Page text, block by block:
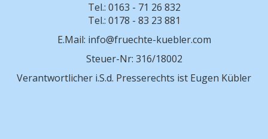
Tel.: 0163 - 71 26 832
Tel.: 0178 - 83 23 881
E.Mail: info@fruechte-kuebler.com
Steuer-Nr: 316/18002
Verantwortlicher i.S.d. Presserechts ist Eugen Kübler